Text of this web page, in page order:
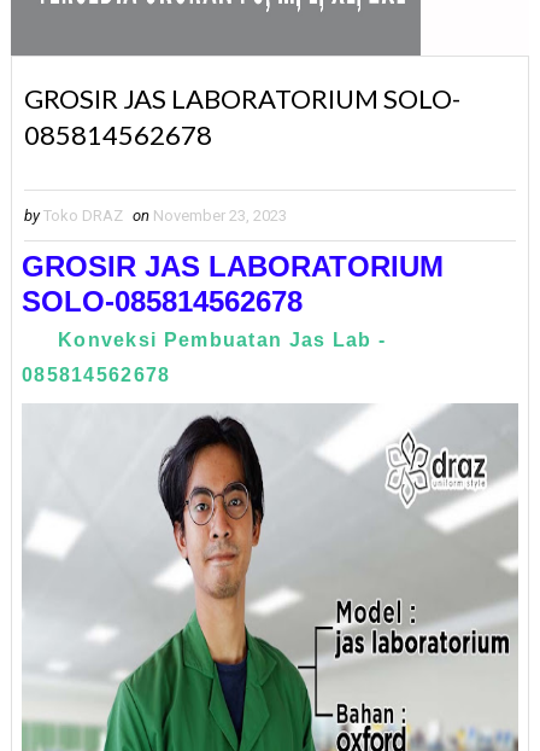
GROSIR JAS LABORATORIUM SOLO-
085814562678
by Toko DRAZ on November 23, 2023
GROSIR JAS LABORATORIUM
SOLO-085814562678
Konveksi Pembuatan Jas Lab -
085814562678